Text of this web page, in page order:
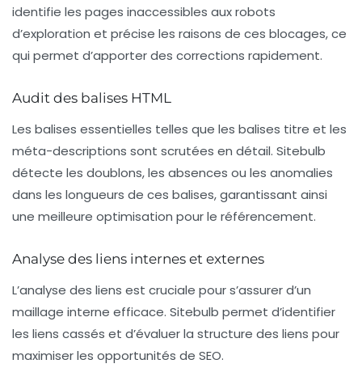
identifie les pages inaccessibles aux robots
d’exploration et précise les raisons de ces blocages, ce
qui permet d’apporter des corrections rapidement.
Audit des balises HTML
Les balises essentielles telles que les balises titre et les
méta-descriptions sont scrutées en détail. Sitebulb
détecte les doublons, les absences ou les anomalies
dans les longueurs de ces balises, garantissant ainsi
une meilleure optimisation pour le référencement.
Analyse des liens internes et externes
L’analyse des liens est cruciale pour s’assurer d’un
maillage interne efficace. Sitebulb permet d’identifier
les liens cassés et d’évaluer la structure des liens pour
maximiser les opportunités de SEO.